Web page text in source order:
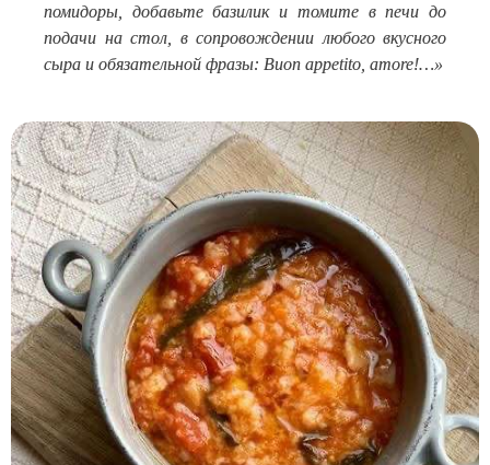
помидоры, добавьте базилик и томите в печи до
подачи на стол, в сопровождении любого вкусного
сыра и обязательной фразы: Buon appetito, amore!…»